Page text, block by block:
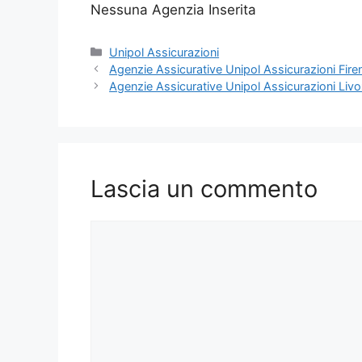
Nessuna Agenzia Inserita
Categorie
Unipol Assicurazioni
Agenzie Assicurative Unipol Assicurazioni
Agenzie Assicurative Unipol Assicurazioni
Lascia un commento